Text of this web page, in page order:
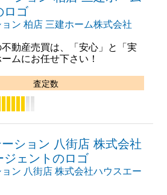
ン 柏店 三建ホーム株式会社
動産売買は、「安心」と「実
ムにお任せ下さい！
査定数
ン 八街店 株式会社ハウスエー